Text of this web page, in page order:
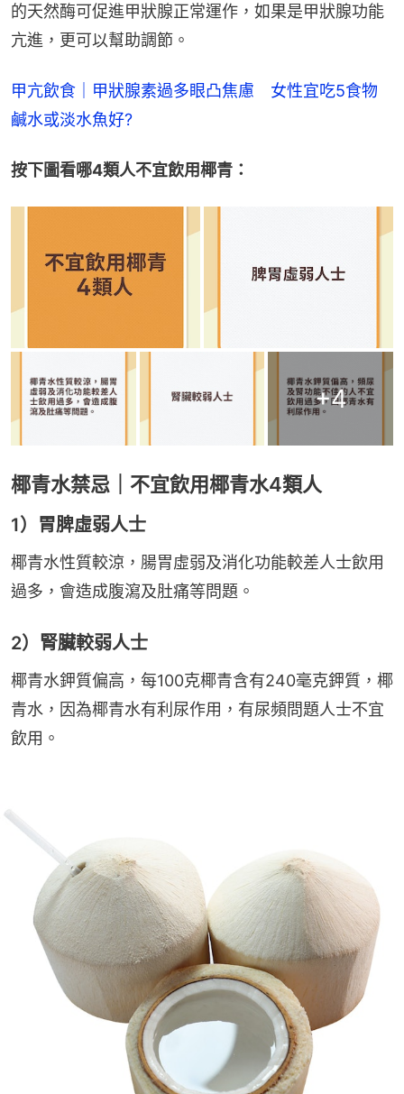
的天然酶可促進甲狀腺正常運作，如果是甲狀腺功能
亢進，更可以幫助調節。
甲亢飲食｜甲狀腺素過多眼凸焦慮　女性宜吃5食物
鹹水或淡水魚好?
按下圖看哪4類人不宜飲用椰青：
+4
椰青水禁忌｜不宜飲用椰青水4類人
1）胃脾虛弱人士
椰青水性質較涼，腸胃虛弱及消化功能較差人士飲用
過多，會造成腹瀉及肚痛等問題。
2）腎臟較弱人士
椰青水鉀質偏高，每100克椰青含有240毫克鉀質，椰
青水，因為椰青水有利尿作用，有尿頻問題人士不宜
飲用。